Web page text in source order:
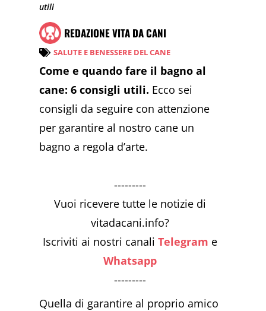
utili
REDAZIONE VITA DA CANI
SALUTE E BENESSERE DEL CANE
Come e quando fare il bagno al
cane: 6 consigli utili. Ecco sei
consigli da seguire con attenzione
per garantire al nostro cane un
bagno a regola d’arte.
---------
Vuoi ricevere tutte le notizie di
vitadacani.info?
Iscriviti ai nostri canaliTelegram e
Whatsapp
---------
Quella di garantire al proprio amico